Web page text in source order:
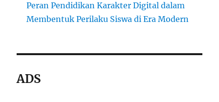
Peran Pendidikan Karakter Digital dalam
Membentuk Perilaku Siswa di Era Modern
ADS